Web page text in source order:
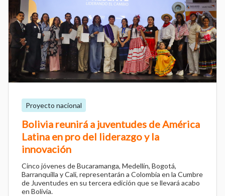
Proyecto nacional
Bolivia reunirá a juventudes de América
Latina en pro del liderazgo y la
innovación
Cinco jóvenes de Bucaramanga, Medellín, Bogotá,
Barranquilla y Cali, representarán a Colombia en la Cumbre
de Juventudes en su tercera edición que se llevará acabo
en Bolivia.